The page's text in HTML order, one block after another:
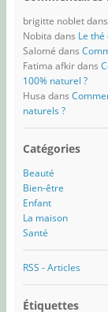
brigitte nobletdans
Nobita dans Le
Salomé dans
Fatima afkirdans
100% naturel ?
Husa dans
naturels ?
Catégories
Beauté
Bien-être
Enfant
La maison
Santé
RSS - Articles
Étiquettes